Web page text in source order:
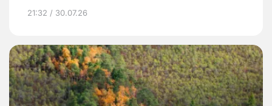
21:32 / 30.07.26